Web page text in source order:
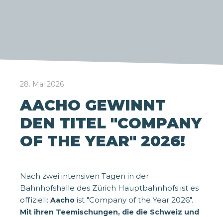
28. Mai 2026
AACHO GEWINNT
DEN TITEL "COMPANY
OF THE YEAR" 2026!
Nach zwei intensiven Tagen in der
Bahnhofshalle des Zürich Hauptbahnhofs ist es
offiziell: Aacho ist "Company of the Year 2026".
Mit ihren Teemischungen, die die Schweiz und